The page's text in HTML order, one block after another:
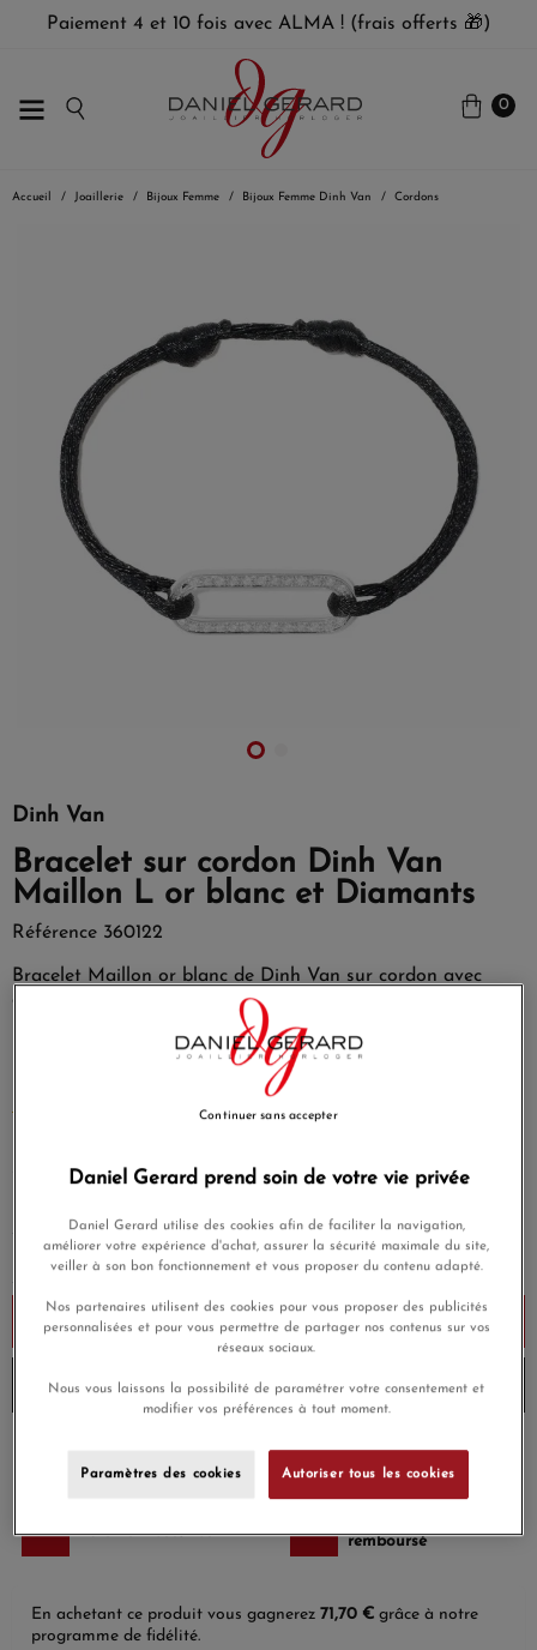
Paiement 4 et 10 fois avec ALMA ! (frais offerts 🎁)
0
Accueil Joaillerie Bijoux Femme Bijoux Femme Dinh Van Cordons
Dinh Van
Bracelet sur cordon Dinh Van
Maillon L or blanc et Diamants
Référence 360122
Bracelet Maillon or blanc de Dinh Van sur cordon avec
diamants
Maîtrise des équilibres et harmonie des volumes, Maillon
illustre le savoir-faire du Joaillier.
Bracelet résolument mixte!
2 390,00 €
Payez seulement 239 € aujourd'hui
Ajouter au panier
Envoi en moins de 24 heures
Livraison gratuite
Payez en 4x ou 10x
sans frais
Paiement sécurisé
remboursé
En achetant ce produit vous gagnerez 71,70 € grâce à notre
programme de fidélité.
Daniel Gerard prend soin de votre vie privée
Daniel Gerard utilise des cookies afin de faciliter la navigation,
améliorer votre expérience d'achat, assurer la sécurité maximale du site,
veiller à son bon fonctionnement et vous proposer du contenu adapté.
Nos partenaires utilisent des cookies pour vous proposer des publicités
personnalisées et pour vous permettre de partager nos contenus sur vos
réseaux sociaux.
Nous vous laissons la possibilité de paramétrer votre consentement et
modifier vos préférences à tout moment.
Paramètres des cookies Autoriser tous les cookies
Continuer sans accepter